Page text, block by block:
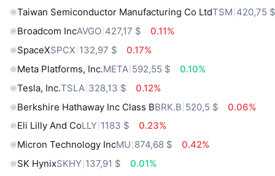
Taiwan Semiconductor Manufacturing Co LtdTSM 420,75
Broadcom IncAVGO 427,17 $
0.11%
SpaceXSPCX 132,97 $
0.17%
Meta Platforms, Inc.META 592,55 $
0.10%
Tesla, Inc.TSLA 328,13 $
0.12%
Berkshire Hathaway Inc Class BBRK.B 520,5 $
0.06%
Eli Lilly And CoLLY 1183 $
0.23%
Micron Technology IncMU 874,68 $
0.42%
SK HynixSKHY 137,91 $
0.01%